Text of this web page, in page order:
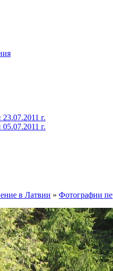
г.
г.
в Латвии » Фотографии